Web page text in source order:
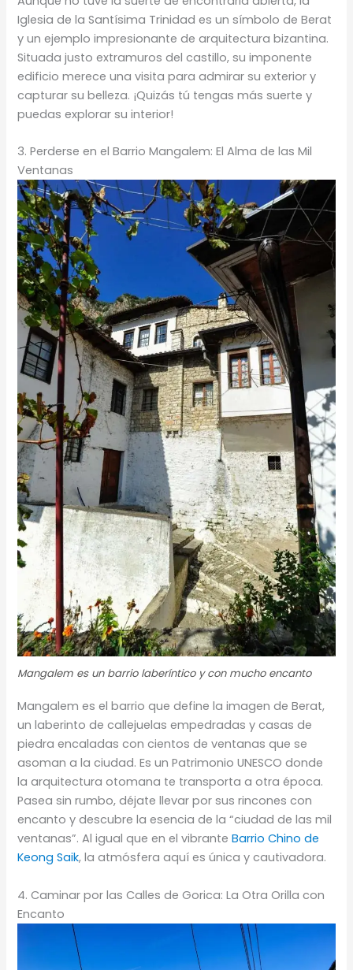
Iglesia de la Santísima Trinidad es un símbolo de Berat
y un ejemplo impresionante de arquitectura bizantina.
Situada justo extramuros del castillo, su imponente
edificio merece una visita para admirar su exterior y
capturar su belleza. ¡Quizás tú tengas más suerte y
puedas explorar su interior!
3. Perderse en el Barrio Mangalem: El Alma de las Mil
Ventanas
Mangalem es un barrio laberíntico y con mucho encanto
Mangalem es el barrio que define la imagen de Berat,
un laberinto de callejuelas empedradas y casas de
piedra encaladas con cientos de ventanas que se
asoman a la ciudad. Es un Patrimonio UNESCO donde
la arquitectura otomana te transporta a otra época.
Pasea sin rumbo, déjate llevar por sus rincones con
encanto y descubre la esencia de la “ciudad de las mil
ventanas”. Al igual que en el vibranteBarrio Chino de
Keong Saik, la atmósfera aquí es única y cautivadora.
4. Caminar por las Calles de Gorica: La Otra Orilla con
Encanto